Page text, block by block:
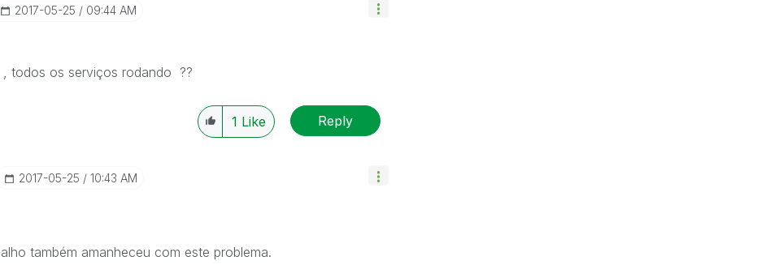
‎2017-05-25 09:44 AM
todos os serviços rodando ??
1 Like Reply
‎2017-05-25 10:43 AM
também amanheceu com este problema.